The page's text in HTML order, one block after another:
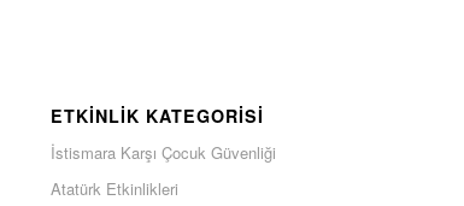
ETKINLIK KATEGORISI
İstismara Karşı Çocuk Güvenliği
Atatürk Etkinlikleri